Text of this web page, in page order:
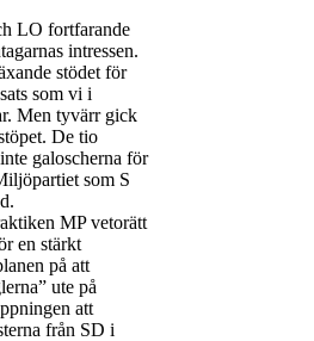
LO fortfarande
intressen.
stödet för
som vi i
Men tyvärr gick
De tio
galoscherna för
som S
MP vetorätt
en stärkt
på att
ute på
att
från SD i